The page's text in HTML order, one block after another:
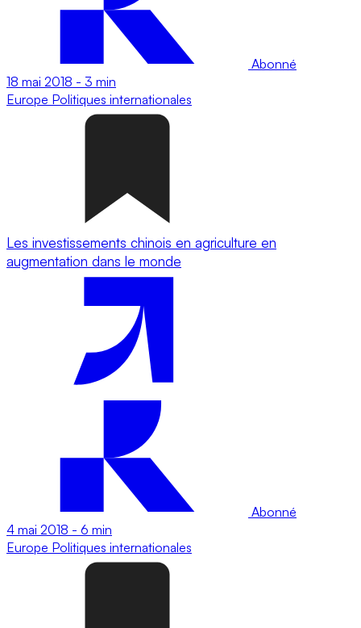
Abonné
18 mai 2018 - 3 min
Europe Politiques internationales
Les investissements chinois en agriculture en
augmentation dans le monde
Abonné
4 mai 2018 - 6 min
Europe Politiques internationales